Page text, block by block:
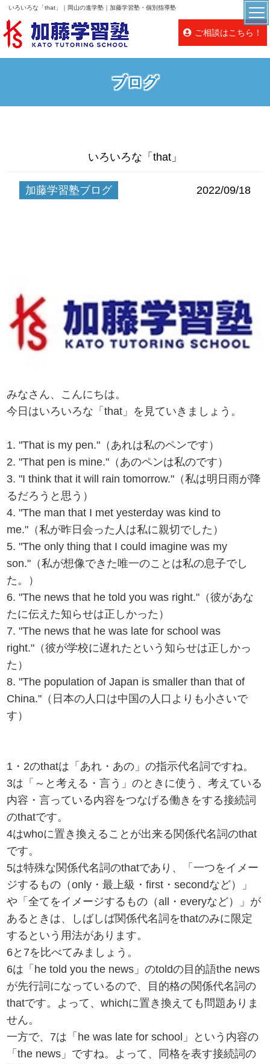
いろいろな「that」｜岡山の進学塾｜加藤学習塾・個別指導塾
ご相談はこちら！
ブログ
いろいろな「that」
加藤学習塾ブログ 2022/09/18
みなさん、こんにちは。
今日はいろいろな「that」を見ていきましょう。
1. "That is my pen."（あれは私のペンです）
2. "That pen is mine."（あのペンは私のです）
3. "I think that it will rain tomorrow."（私は明日雨が降
るだろうと思う）
4. "The man that I met yesterday was kind to
me."（私が昨日会った人は私に親切でした）
5. "The only thing that I could imagine was my
son."（私が想像できた唯一のことは私の息子でし
た。）
6. "The news that he told you was right."（彼があな
たに伝えた知らせは正しかった）
7. "The news that he was late for school was
right."（彼が学校に遅れたという知らせは正しかっ
た）
8. "The population of Japan is smaller than that of
China."（日本の人口は中国の人口よりも小さいで
す）
1・2のthatは「あれ・あの」の指示代名詞ですね。
3は「～と考える・言う」のときに使う、考えている
内容・言っている内容をつなげる働きをする接続詞
のthatです。
4はwhoに置き換えることが出来る関係代名詞のthat
です。
5は特殊な関係代名詞のthatであり、「一つをイメー
ジするもの（only・最上級・first・secondなど）」
や「全てをイメージするもの（all・everyなど）」が
あるときは、しばしば関係代名詞をthatのみに限定
するという用法があります。
6と7を比べてみましょう。
6は「he told you the news」のtoldの目的語the news
が先行詞になっているので、目的格の関係代名詞の
thatです。よって、whichに置き換えても問題ありま
せん。
一方で、7は「he was late for school」という内容の
「the news」ですね。よって、同格を表す接続詞の